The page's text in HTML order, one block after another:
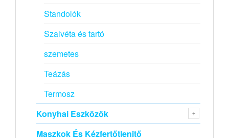
Standolók
Szalvéta és tartó
szemetes
Teázás
Termosz
Konyhai Eszközök
Maszkok És Kézfertőtlenitő